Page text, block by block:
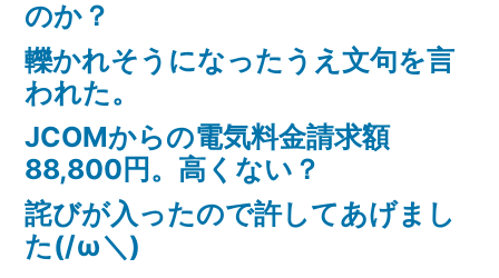
のか？
轢かれそうになったうえ文句を言
われた。
JCOMからの電気料金請求額
88,800円。高くない？
詫びが入ったので許してあげまし
た(/ω＼)